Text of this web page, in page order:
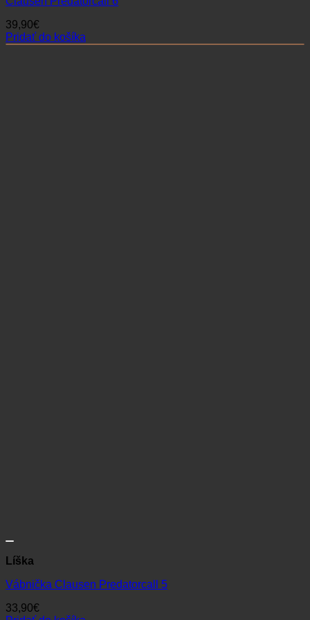
39,90€
Pridať do košíka
Líška
Vábnička Clausen Predatorcall 5
33,90€